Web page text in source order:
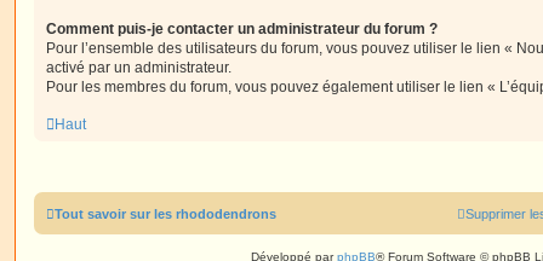
Comment puis-je contacter un administrateur du forum ?
Pour l’ensemble des utilisateurs du forum, vous pouvez utiliser le lien «
activé par un administrateur.
Pour les membres du forum, vous pouvez également utiliser le lien «
Haut
Tout savoir sur les rhododendrons Supprimer
Développé parphpBB® Forum Software © phpBB